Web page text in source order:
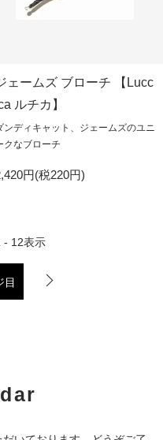
ェームズ ブローチ 【Lucc
ルチカ】
ンディキャット、ジェームズのユニ
クなブローチ
円(税220円)
- 12表示
目